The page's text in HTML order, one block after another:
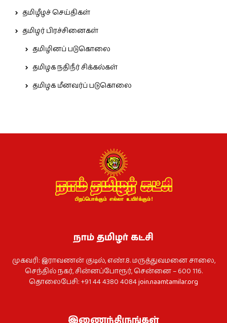
தமிழீழச் செய்திகள்
தமிழர் பிரச்சினைகள்
தமிழினப் படுகொலை
தமிழக நதிநீர் சிக்கல்கள்
தமிழக மீனவர்ப் படுகொலை
நாம் தமிழர் கட்சி
முகவரி: இராவணன் குடில், எண்.8. மருத்துவமனை சாலை,
செந்தில் நகர், சின்னப்போரூர், சென்னை – 600 116.
தொலைபேசி: +91 44 4380 4084join.naamtamilar.org
இணைந்திருங்கள்